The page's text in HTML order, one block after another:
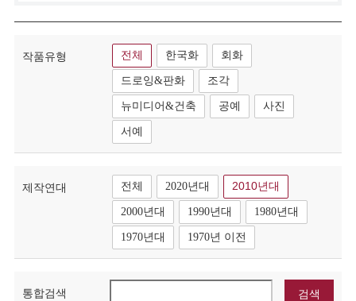
작품유형 전체 한국화 회화
드로잉&판화 조각
뉴미디어&건축 공예 사진
서예
제작연대 전체 2020년대 2010년대
2000년대 1990년대 1980년대
1970년대 1970년 이전
통합검색